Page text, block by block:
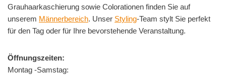
Grauhaarkaschierung sowie Colorationen finden Sie auf
unserem Männerbereich. Unser Styling-Team stylt Sie perfekt
für den Tag oder für Ihre bevorstehende Veranstaltung.
Öffnungszeiten:
Montag -Samstag: